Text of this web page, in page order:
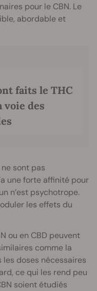
pour le CBN. Le
abordable et
faits le THC
voie des
sont pas
une forte affinité pour
n’est psychotrope.
les effets du
ou en CBD peuvent
comme la
doses nécessaires
ce qui les rend peu
soient étudiés